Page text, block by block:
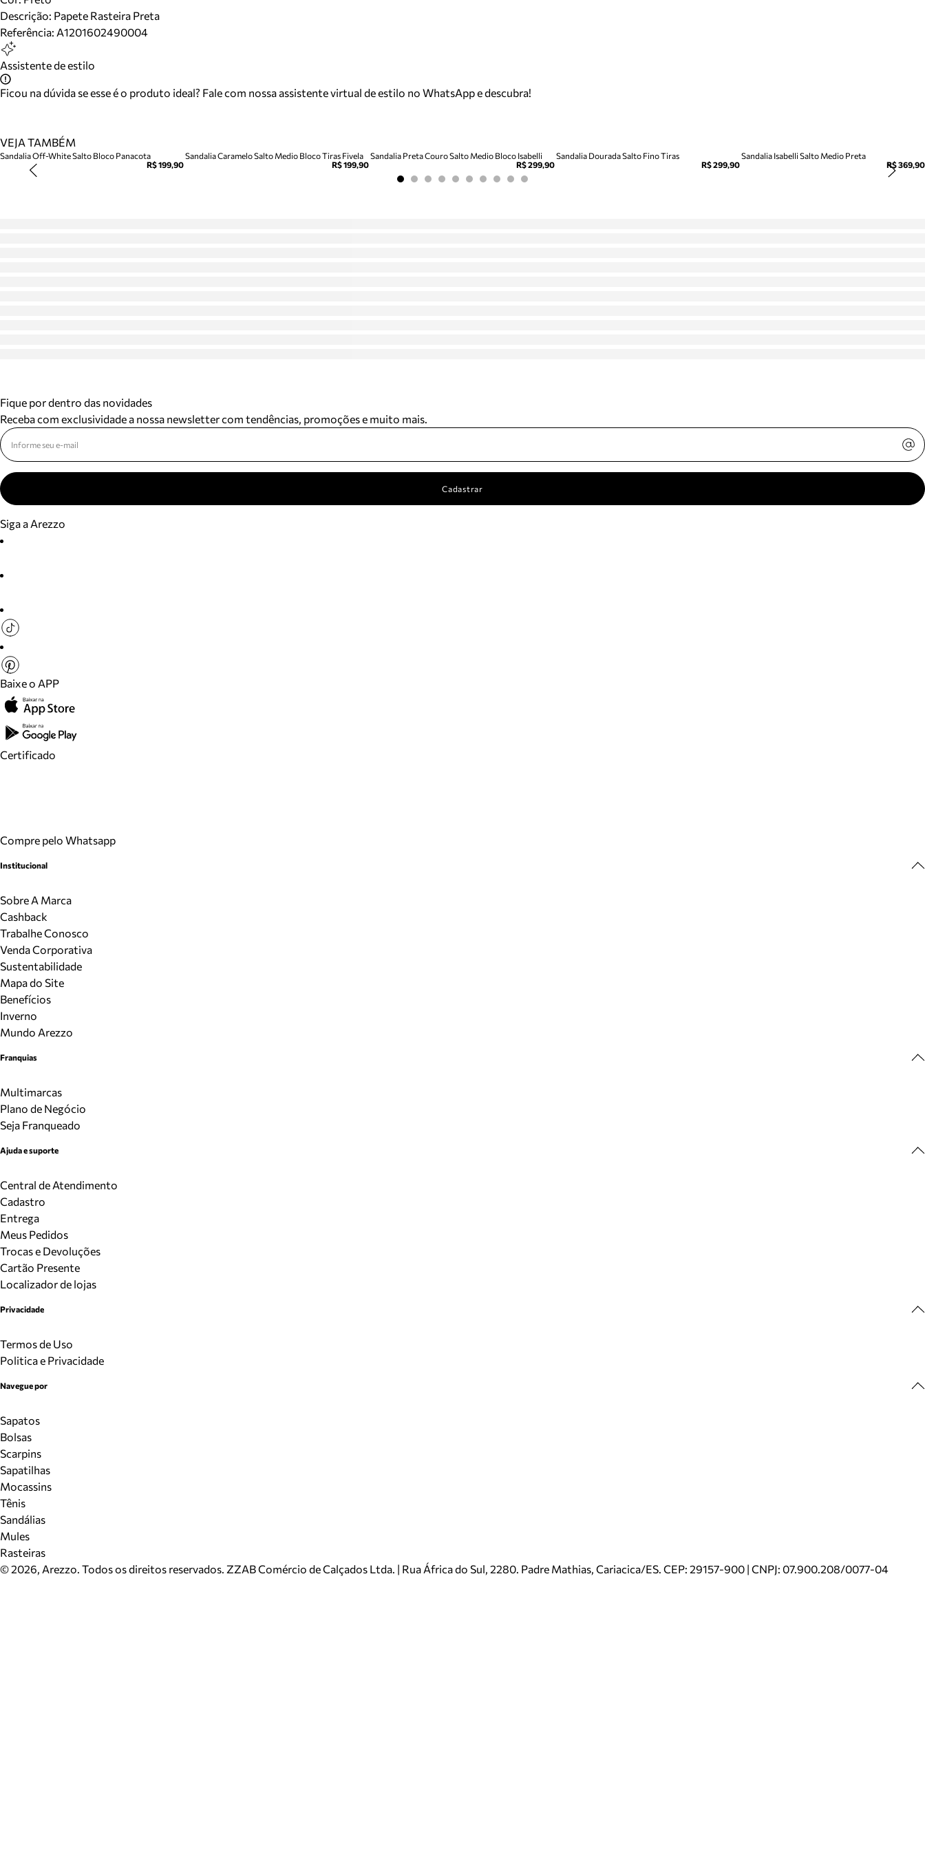
Descrição: Papete Rasteira Preta
Referência: A1201602490004
Assistente de estilo
Ficou na dúvida se esse é o produto ideal? Fale com nossa assistente virtual de estilo no WhatsApp e descubra!
VEJA TAMBÉM
Sandalia Off-White Salto Bloco Panacota
R$ 199,90
Sandalia Caramelo Salto Medio Bloco Tiras Fivela
R$ 199,90
Sandalia Preta Couro Salto Medio Bloco Isabelli
R$ 299,90
Sandalia Dourada Salto Fino Tiras
R$ 299,90
Sandalia Isabelli Salto Medio Preta
R$ 369,90
Fique por dentro das novidades
Receba com exclusividade a nossa newsletter com tendências, promoções e muito mais.
Cadastrar
Siga a Arezzo
Baixe o APP
Certificado
Compre pelo Whatsapp
Institucional
Sobre A Marca
Cashback
Trabalhe Conosco
Venda Corporativa
Sustentabilidade
Mapa do Site
Benefícios
Inverno
Mundo Arezzo
Franquias
Multimarcas
Plano de Negócio
Seja Franqueado
Ajuda e suporte
Central de Atendimento
Cadastro
Entrega
Meus Pedidos
Trocas e Devoluções
Cartão Presente
Localizador de lojas
Privacidade
Termos de Uso
Politica e Privacidade
Navegue por
Sapatos
Bolsas
Scarpins
Sapatilhas
Mocassins
Tênis
Sandálias
Mules
Rasteiras
©2026, Arezzo. Todos os direitos reservados. ZZAB Comércio de Calçados Ltda. | Rua África do Sul, 2280. Padre Mathias, Cariacica/ES. CEP: 29157-900 | CNPJ: 07.900.208/0077-04